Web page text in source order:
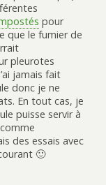
pour
que le fumier de
pleurotes
jamais fait
donc je ne
En tout cas, je
puisse servir à
des essais avec
🙂